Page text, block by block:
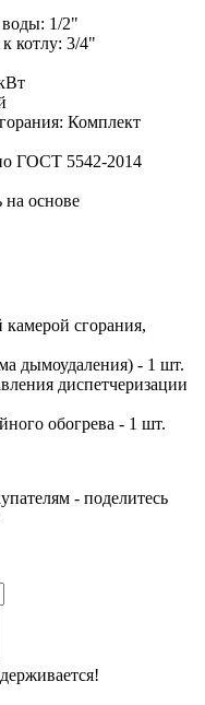
1/2"
котлу: 3/4"
Комплект
ГОСТ 5542-2014
на основе
сгорания,
дымоудаления) - 1 шт.
диспетчеризации
обогрева - 1 шт.
- поделитесь